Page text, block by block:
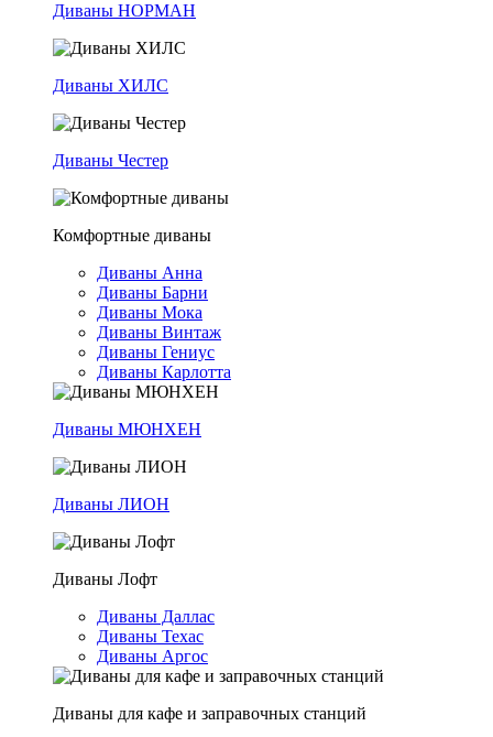
Диваны НОРМАН
Диваны ХИЛС
Диваны Честер
Комфортные диваны
Диваны Анна
Диваны Барни
Диваны Мока
Диваны Винтаж
Диваны Гениус
Диваны Карлотта
Диваны МЮНХЕН
Диваны ЛИОН
Диваны Лофт
Диваны Даллас
Диваны Техас
Диваны Аргос
Диваны для кафе и заправочных станций